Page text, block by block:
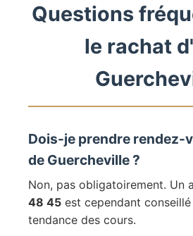
Questions
le rachat
Dois-je prendre rendez-
de Guercheville ?
Non, pas obligatoirement. Un
48 45 est cependant
tendance des cours.